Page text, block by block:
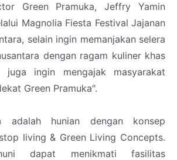
Green Pramuka, Jeffry Yamin
Magnolia Fiesta Festival Jajanan
selain ingin memanjakan selera
dengan ragam kuliner khas
juga ingin mengajak masyarakat
Green Pramuka".
adalah hunian dengan konsep
living & Green Living Concepts.
dapat menikmati fasilitas